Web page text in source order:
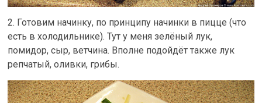
2. Готовим начинку, по принципу начинки в пицце (что
есть в холодильнике). Тут у меня зелёный лук,
помидор, сыр, ветчина. Вполне подойдёт также лук
репчатый, оливки, грибы.